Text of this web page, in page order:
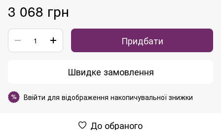
3 068 грн
Придбати
Швидке замовлення
% Ввійти для відображення накопичувальної знижки
До обраного